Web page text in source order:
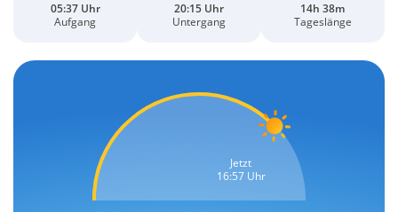
05:37 Uhr
Aufgang
20:15 Uhr
Untergang
14h 38m
Tageslänge
Jetzt
16:57 Uhr